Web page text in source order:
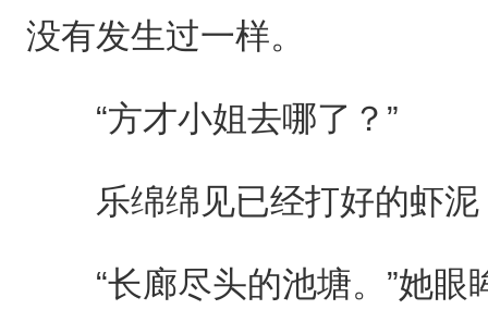
没有发生过一样。
“方才小姐去哪了？”
乐绵绵见已经打好的虾泥
“长廊尽头的池塘。”她眼